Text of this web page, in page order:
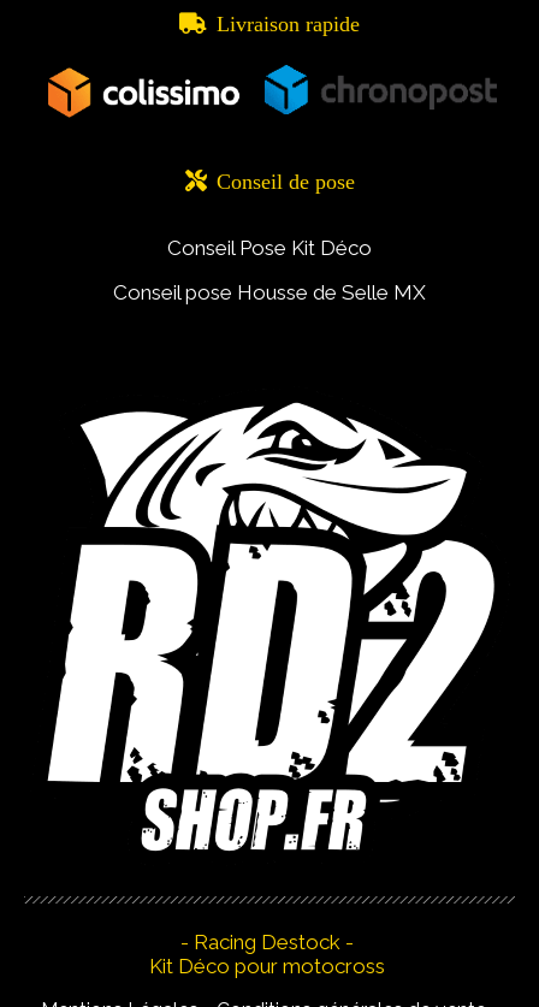
 Livraison rapide
 Conseil de pose
Conseil Pose Kit Déco
Conseil pose Housse de Selle MX
- Racing Destock -
Kit Déco pour motocross